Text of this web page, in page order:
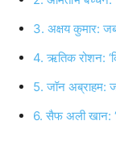
3. अक्षय कुमार:
4. ऋतिक रोशन:
5. जॉन अब्राहम:
6. सैफ अली खान: